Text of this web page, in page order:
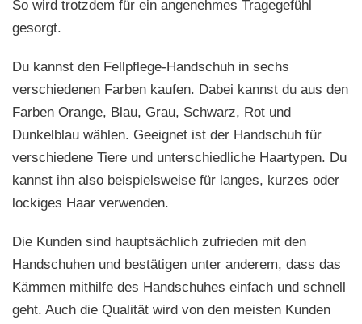
So wird trotzdem für ein angenehmes Tragegefühl
gesorgt.
Du kannst den Fellpflege-Handschuh in sechs
verschiedenen Farben kaufen. Dabei kannst du aus den
Farben Orange, Blau, Grau, Schwarz, Rot und
Dunkelblau wählen. Geeignet ist der Handschuh für
verschiedene Tiere und unterschiedliche Haartypen. Du
kannst ihn also beispielsweise für langes, kurzes oder
lockiges Haar verwenden.
Die Kunden sind hauptsächlich zufrieden mit den
Handschuhen und bestätigen unter anderem, dass das
Kämmen mithilfe des Handschuhes einfach und schnell
geht. Auch die Qualität wird von den meisten Kunden